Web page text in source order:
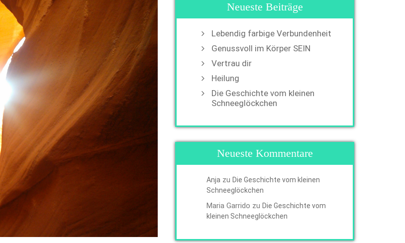
Neueste Beiträge
Lebendig farbige Verbundenheit
Genussvoll im Körper SEIN
Vertrau dir
Heilung
Die Geschichte vom kleinen
Schneeglöckchen
Neueste Kommentare
Anja zu Die Geschichte vom kleinen
Schneeglöckchen
Maria Garrido zu Die Geschichte vom
kleinen Schneeglöckchen